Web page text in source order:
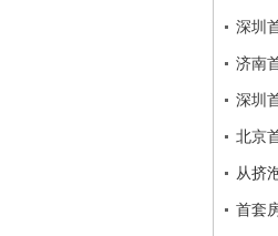
深圳
济南
深圳
北京
从挤
首套